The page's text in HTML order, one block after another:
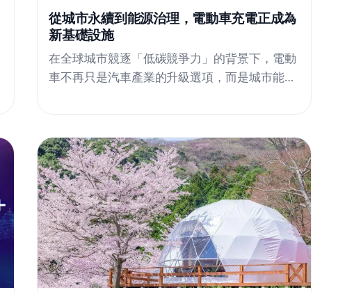
從城市永續到能源治理，電動車充電正成為
新基礎設施
在全球城市競逐「低碳競爭力」的背景下，電動
車不再只是汽車產業的升級選項，而是城市能源
據統計，2025年全球電動車數量年增率超過
20%，中國依然是占比最高的國家，2025年共
售出1290萬輛電動車，增長率超17%。IEA 同時
指出，若要支撐 2030 年前快速成長的電動車需
求，全球公共與私人充電設施數量，至少需成長
四倍以上。這項數字，凸顯出一個現實問題——
真正的瓶頸，並不在車輛本身，而在充電與電力
基礎建設。充電設施，正被重新定義過去，充電